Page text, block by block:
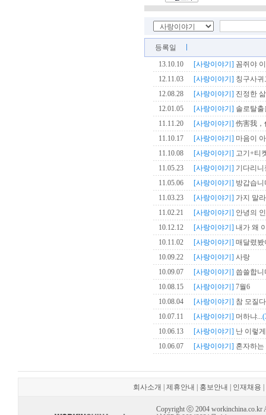
등록일
13.10.10
[사랑이야기] 꼼쥐야
12.11.03
[사랑이야기] 칭구사귀
12.08.28
[사랑이야기] 진정한
12.01.05
[사랑이야기] 솔로탈
11.11.20
[사랑이야기] 伤害我，
11.10.17
[사랑이야기] 마음이
11.10.08
[사랑이야기] 고기+티
11.05.23
[사랑이야기] 기다리니
11.05.06
[사랑이야기] 방갑습니
11.03.23
[사랑이야기] 가지 말
11.02.21
[사랑이야기] 안녕의
10.12.12
[사랑이야기] 내가 왜
10.11.02
[사랑이야기] 매달렸봤
10.09.22
[사랑이야기] 사랑
10.09.07
[사랑이야기] 씁쓸합니
10.08.15
[사랑이야기] 7월6
10.08.04
[사랑이야기] 참 모질
10.07.11
[사랑이야기] 머하냐...
10.06.13
[사랑이야기] 난 이렇
10.06.07
[사랑이야기] 혼자하는
회사소개 제휴안내 홍보안내 인재채용
Copyright ⓒ 2004 workinchina.co.kr